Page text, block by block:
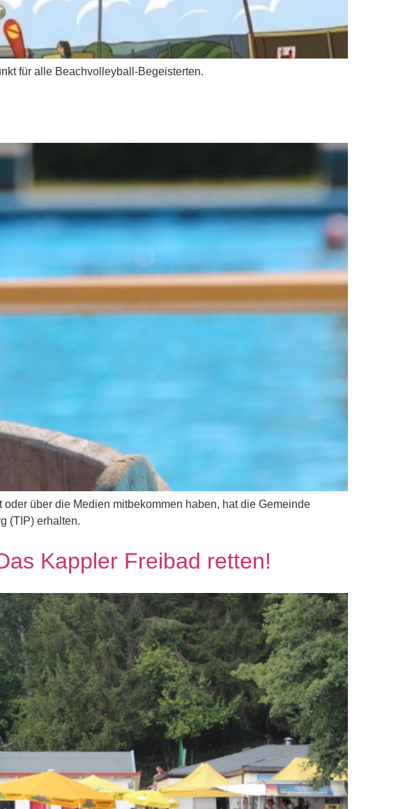
für alle Beachvolleyball-Begeisterten.
über die Medien mitbekommen haben, hat die Gemeinde
(TIP) erhalten.
Kappler Freibad retten!